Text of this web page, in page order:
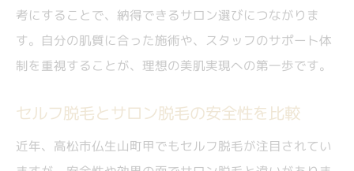
考にすることで、納得できるサロン選びにつながりま
す。自分の肌質に合った施術や、スタッフのサポート体
制を重視することが、理想の美肌実現への第一歩です。
セルフ脱毛とサロン脱毛の安全性を比較
近年、高松市仏生山町甲でもセルフ脱毛が注目されてい